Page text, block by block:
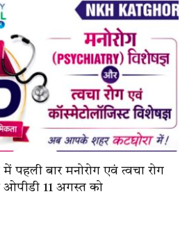
पहली बार मनोरोग एवं त्वचा रोग
ओपीडी 11 अगस्त को